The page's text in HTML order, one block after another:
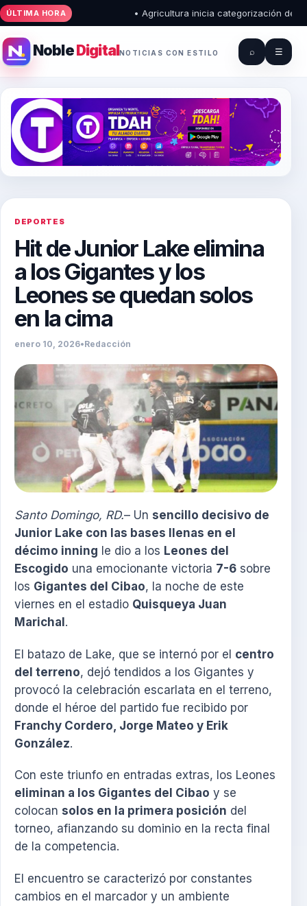
ÚLTIMA HORA • Agricultura inicia categorización de
NobleDigitalNOTICIAS CON ESTILO ⌕ ☰
DEPORTES
Hit de Junior Lake elimina
a los Gigantes y los
Leones se quedan solos
en la cima
enero 10, 2026•Redacción
Santo Domingo, RD.– Un sencillo decisivo de
Junior Lake con las bases llenas en el
décimo inning le dio a los Leones del
Escogido una emocionante victoria 7-6 sobre
los Gigantes del Cibao, la noche de este
viernes en el estadio Quisqueya Juan
Marichal .
El batazo de Lake, que se internó por el centro
del terreno, dejó tendidos a los Gigantes y
provocó la celebración escarlata en el terreno,
donde el héroe del partido fue recibido por
Franchy Cordero, Jorge Mateo y Erik
González.
Con este triunfo en entradas extras, los Leones
eliminan a los Gigantes del Cibao y se
colocan solos en la primera posición del
torneo, afianzando su dominio en la recta final
de la competencia.
El encuentro se caracterizó por constantes
cambios en el marcador y un ambiente